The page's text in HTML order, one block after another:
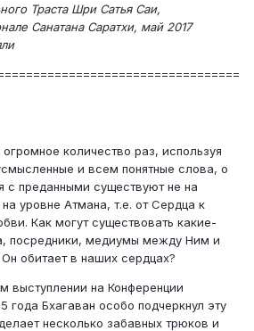
Траста Шри Сатья Саи,
Санатана Саратхи, май 2017
количество раз, используя
и всем понятные слова, о
с преданными существуют не на
уровне Атмана, т.е. от Сердца к
Как могут существовать какие-
посредники, медиумы между Ним и
обитает в наших сердцах?
выступлении на Конференции
года Бхагаван особо подчеркнул эту
несколько забавных трюков и